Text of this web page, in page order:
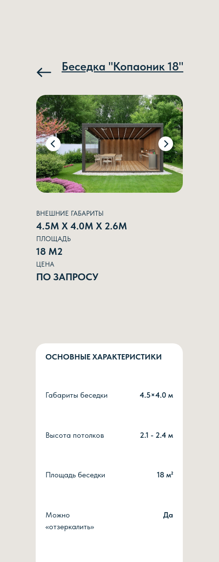
Беседка "Копаоник 18"
ВНЕШНИЕ ГАБАРИТЫ
4.5М Х 4.0М Х 2.6М
ПЛОЩАДЬ
18 М2
ЦЕНА
ПО ЗАПРОСУ
ОСНОВНЫЕ ХАРАКТЕРИСТИКИ
Габариты беседки 4.5×4.0 м
Высота потолков 2.1 - 2.4 м
Площадь беседки 18 м²
Можно
«отзеркалить»
Да